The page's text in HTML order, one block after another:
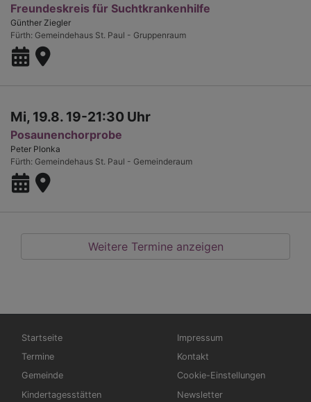
Freundeskreis für Suchtkrankenhilfe
Günther Ziegler
Fürth Gemeindehaus St. Paul - Gruppenraum
Mi, 19.8. 19-21:30 Uhr
Posaunenchorprobe
Peter Plonka
Fürth Gemeindehaus St. Paul - Gemeinderaum
Weitere Termine anzeigen
Hauptnavigation
Startseite
Termine
Gemeinde
Kindertagesstätten
Fußbereichsmenü
Impressum
Kontakt
Cookie-Einstellungen
Newsletter